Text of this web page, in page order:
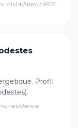
installateur RGE
Profil
residence